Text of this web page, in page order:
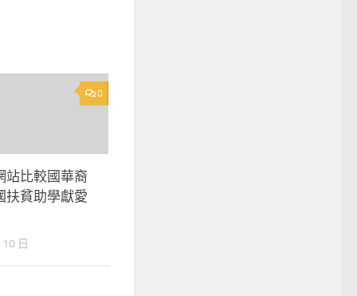
0
站比較國華裔
扶貧助學獻愛
日